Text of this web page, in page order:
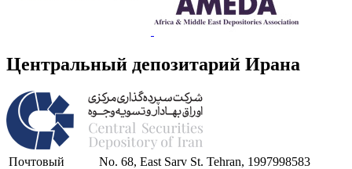
Центральный депозитарий Ирана
Почтовый
No. 68, East Sarv St. Tehran, 1997998583